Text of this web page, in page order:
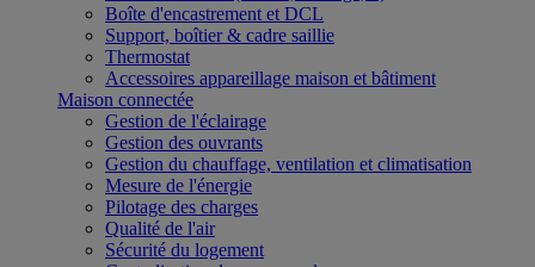
Boîte d'encastrement et DCL
Support, boîtier & cadre saillie
Thermostat
Accessoires appareillage maison et bâtiment
Maison connectée
Gestion de l'éclairage
Gestion des ouvrants
Gestion du chauffage, ventilation et climatisation
Mesure de l'énergie
Pilotage des charges
Qualité de l'air
Sécurité du logement